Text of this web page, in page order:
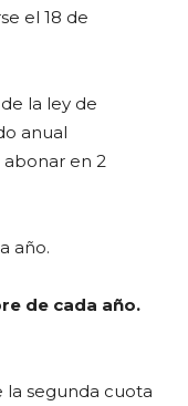
el 18 de
la ley de
anual
abonar en 2
año.
de cada año.
la segunda cuota